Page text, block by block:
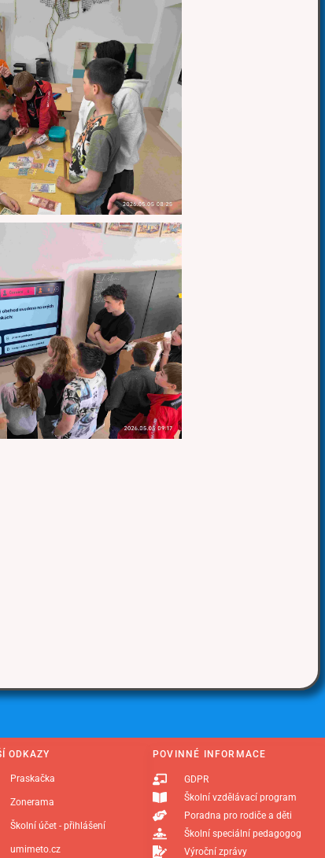
ODKAZY
Praskačka
Zonerama
Školní účet - přihlášení
umimeto.cz
POVINNÉ INFORMACE
GDPR
Školní vzdělávací program
Poradna pro rodiče a děti
Školní speciální pedagogog
Výroční zprávy